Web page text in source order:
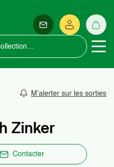
M’alerter sur les sorties
Zinker
Contacter